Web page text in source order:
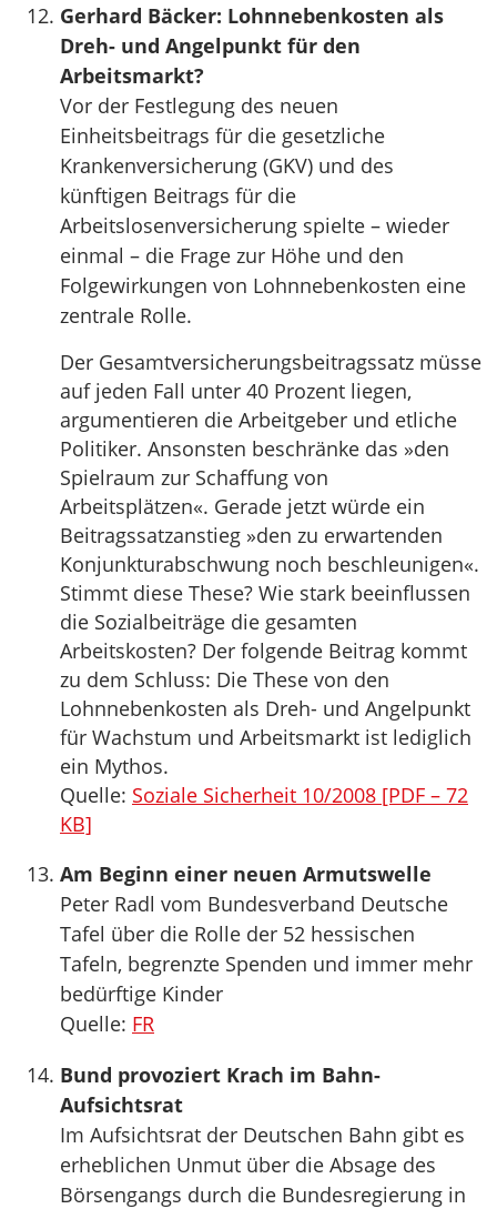
Gerhard Bäcker: Lohnnebenkosten als
Dreh- und Angelpunkt für den
Arbeitsmarkt?
Vor der Festlegung des neuen
Einheitsbeitrags für die gesetzliche
Krankenversicherung (GKV) und des
künftigen Beitrags für die
Arbeitslosenversicherung spielte – wieder
einmal – die Frage zur Höhe und den
Folgewirkungen von Lohnnebenkosten eine
zentrale Rolle.
Der Gesamtversicherungsbeitragssatz müsse
auf jeden Fall unter 40 Prozent liegen,
argumentieren die Arbeitgeber und etliche
Politiker. Ansonsten beschränke das »den
Spielraum zur Schaffung von
Arbeitsplätzen«. Gerade jetzt würde ein
Beitragssatzanstieg »den zu erwartenden
Konjunkturabschwung noch beschleunigen«.
Stimmt diese These? Wie stark beeinflussen
die Sozialbeiträge die gesamten
Arbeitskosten? Der folgende Beitrag kommt
zu dem Schluss: Die These von den
Lohnnebenkosten als Dreh- und Angelpunkt
für Wachstum und Arbeitsmarkt ist lediglich
ein Mythos.
Quelle: Soziale Sicherheit 10/2008 [PDF – 72
KB]
Am Beginn einer neuen Armutswelle
Peter Radl vom Bundesverband Deutsche
Tafel über die Rolle der 52 hessischen
Tafeln, begrenzte Spenden und immer mehr
bedürftige Kinder
Quelle: FR
Bund provoziert Krach im Bahn-
Aufsichtsrat
Im Aufsichtsrat der Deutschen Bahn gibt es
erheblichen Unmut über die Absage des
Börsengangs durch die Bundesregierung in